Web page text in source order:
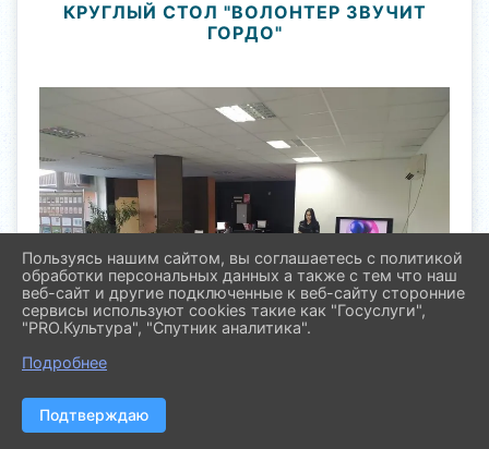
КРУГЛЫЙ СТОЛ "ВОЛОНТЕР ЗВУЧИТ
ГОРДО"
Для добровольческого актива муниципального
штаба #МыВместе руководителем штаба
Пользуясь нашим сайтом, вы соглашаетесь с политикой
обработки персональных данных а также с тем что наш
веб-сайт и другие подключенные к веб-сайту сторонние
сервисы используют cookies такие как "Госуслуги",
"PRO.Культура", "Спутник аналитика".
Подробнее
Подтверждаю